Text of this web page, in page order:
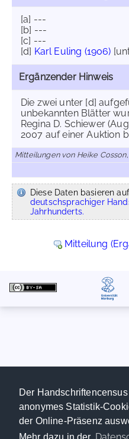
Der
anonymes Statistik-
der Online-Präsenz
[a] ---
[b] ---
[c] ---
[d] Karl Euling (1906)
Ergänzender Hinweis
Die zwei unter [d]
unbekannten Blätter
Regina D. Schiewer
2007 auf einer Auktion
Mitteilungen von Heike
Diese Daten basieren
deutschsprachiger
Jahrhunderts.
Mitteilung